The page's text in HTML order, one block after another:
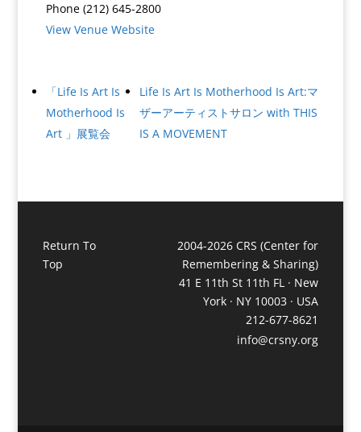
Phone (212) 645-2800
View Venue Website
「Life Is Art Is
Motherhood Is
Art 」展覧会
Life Is Art Is Motherhood Is Art:マ
ザーアーティストサロン with THIS
IS A MOVEMENT
Return To
Top
2004-2026 CRS (Center for
Remembering & Sharing)
41 E 11th St 11th FL · New
York · NY 10003 · USA
212-677-8621
info@crsny.org